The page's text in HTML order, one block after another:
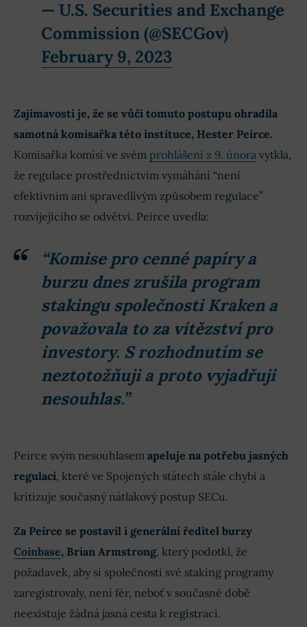
— U.S. Securities and Exchange
Commission (@SECGov)
February 9, 2023
Zajímavostí je, že se vůči tomuto postupu ohradila
samotná komisařka této instituce, Hester Peirce.
Komisařka komisi ve svém prohlášení z 9. února vytkla,
​​že regulace prostřednictvím vymáhání “není
efektivním ani spravedlivým způsobem regulace”
rozvíjejícího se odvětví. Peirce uvedla:
“Komise pro cenné papíry a
burzu dnes zrušila program
stakingu společnosti Kraken a
považovala to za vítězství pro
investory. S rozhodnutím se
neztotožňuji a proto vyjadřuji
nesouhlas.”
Peirce svým nesouhlasem apeluje na potřebu jasných
regulací, které ve Spojených státech stále chybí a
kritizuje současný nátlakový postup SECu.
Za Peirce se postavil i generální ředitel burzy
Coinbase, Brian Armstrong, který podotkl, že
požadavek, aby si společnosti své staking programy
zaregistrovaly, není fér, neboť v současné době
neexistuje žádná jasná cesta k registraci.